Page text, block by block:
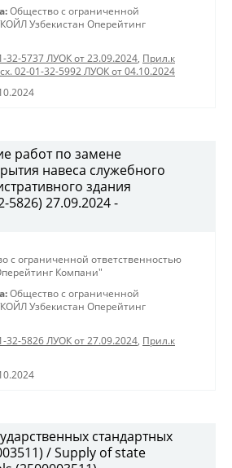
Общество с ограниченной
Узбекистан Оперейтинг
32-5737 ЛУОК от 23.09.2024, Прил.к
02-01-32-5992 ЛУОК от 04.10.2024
работ по замене
навеса служебного
здания
27.09.2024 -
с ограниченной ответственностью
Компани"
Общество с ограниченной
Узбекистан Оперейтинг
32-5826 ЛУОК от 27.09.2024, Прил.к
стандартных
/ Supply of state